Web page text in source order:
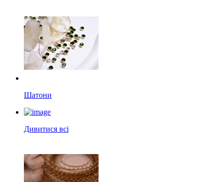
Шатони
Дивитися всі